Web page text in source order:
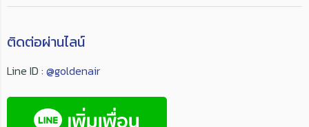
ติดต่อผ่านไลน์
Line ID : @goldenair